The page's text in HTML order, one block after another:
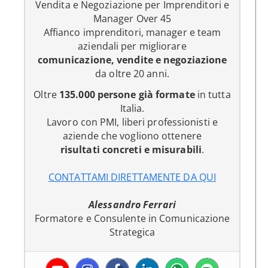
Vendita e Negoziazione per Imprenditori e
Manager Over 45
Affianco imprenditori, manager e team
aziendali per migliorare
comunicazione, vendite e negoziazione
da oltre 20 anni.
Oltre 135.000 persone già formatein tutta
Italia.
Lavoro con PMI, liberi professionisti e
aziende che vogliono ottenere
risultati concreti e misurabili.
CONTATTAMI DIRETTAMENTE DA QUI
Alessandro Ferrari
Formatore e Consulente in Comunicazione
Strategica